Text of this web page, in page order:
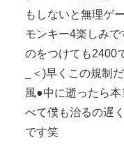
もしないと無理ゲー
モンキー4楽しみ
のをつけても2400
_＜)早くこの規制
風●中に逝ったら
べて僕も治るの遅
です笑